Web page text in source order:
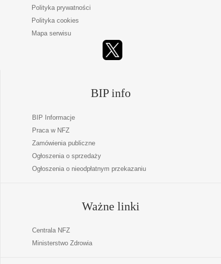
Polityka prywatności
Polityka cookies
Mapa serwisu
BIP info
BIP Informacje
Praca w NFZ
Zamówienia publiczne
Ogłoszenia o sprzedaży
Ogłoszenia o nieodpłatnym przekazaniu
Ważne linki
Centrala NFZ
Ministerstwo Zdrowia